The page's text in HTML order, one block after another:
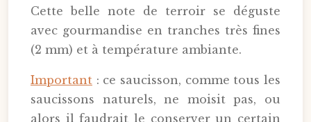
Cette belle note de terroir se déguste
avec gourmandise en tranches très fines
(2 mm) et à température ambiante.
Important : ce saucisson, comme tous les
saucissons naturels, ne moisit pas, ou
alors il faudrait le conserver un certain